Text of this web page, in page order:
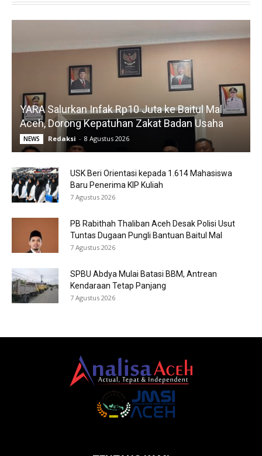
YARA Salurkan Infak Rp10 Juta ke Baitul Mal
Aceh, Dorong Kepatuhan Zakat Badan Usaha
NEWS Redaksi - 8 Agustus 2026
USK Beri Orientasi kepada 1.614 Mahasiswa
Baru Penerima KIP Kuliah
7 Agustus 2026
PB Rabithah Thaliban Aceh Desak Polisi Usut
Tuntas Dugaan Pungli Bantuan Baitul Mal
7 Agustus 2026
SPBU Abdya Mulai Batasi BBM, Antrean
Kendaraan Tetap Panjang
7 Agustus 2026